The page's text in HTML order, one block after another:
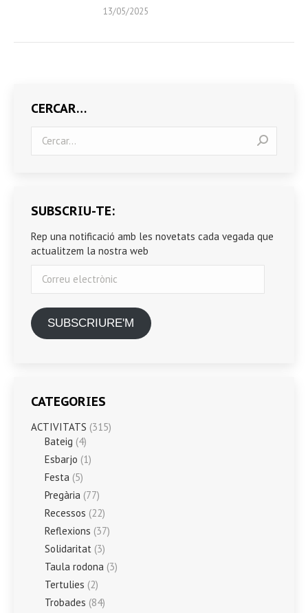
13/05/2025
CERCAR…
SUBSCRIU-TE:
Rep una notificació amb les novetats cada vegada que
actualitzem la nostra web
electrònic
SUBSCRIURE'M
CATEGORIES
ACTIVITATS (315)
Bateig (4)
Esbarjo (1)
Festa (5)
Pregària (77)
Recessos (22)
Reflexions (37)
Solidaritat (3)
Taula rodona (3)
Tertulies (2)
Trobades (84)